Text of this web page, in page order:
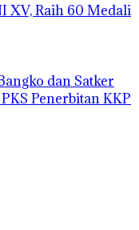
XV, Raih 60 Medali
dan Satker
Penerbitan KKP